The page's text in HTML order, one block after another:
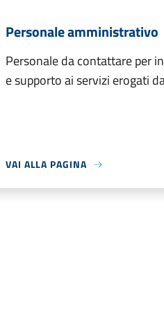
Personale amministrativo
Personale da contattare per
e supporto ai servizi erogati
VAI ALLA PAGINA